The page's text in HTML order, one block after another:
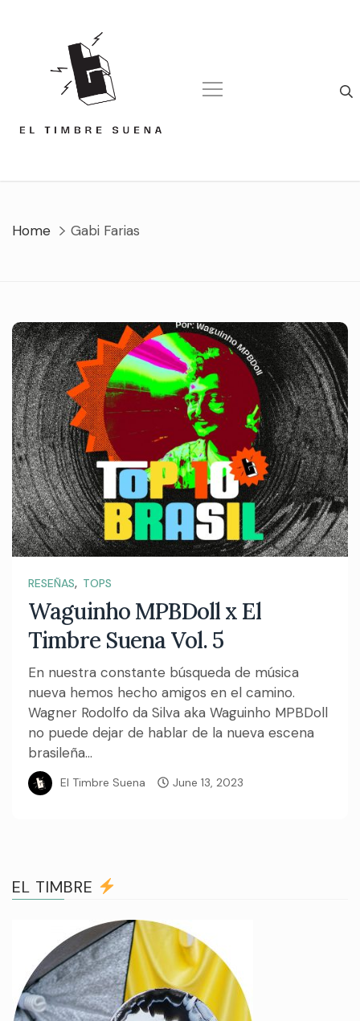
Home Gabi Farias
RESEÑAS, TOPS
Waguinho MPBDoll x El
Timbre Suena Vol. 5
En nuestra constante búsqueda de música
nueva hemos hecho amigos en el camino.
Wagner Rodolfo da Silva aka Waguinho MPBDoll
no puede dejar de hablar de la nueva escena
brasileña...
El Timbre Suena June 13, 2023
EL TIMBRE